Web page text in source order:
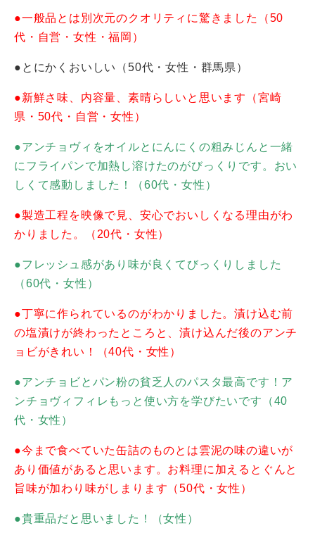
●一般品とは別次元のクオリティに驚きました（50
代・自営・女性・福岡）
●とにかくおいしい（50代・女性・群馬県）
●新鮮さ味、内容量、素晴らしいと思います（宮崎
県・50代・自営・女性）
●アンチョヴィをオイルとにんにくの粗みじんと一緒
にフライパンで加熱し溶けたのがびっくりです。おい
しくて感動しました！（60代・女性）
●製造工程を映像で見、安心でおいしくなる理由がわ
かりました。（20代・女性）
●フレッシュ感があり味が良くてびっくりしました
（60代・女性）
●丁寧に作られているのがわかりました。漬け込む前
の塩漬けが終わったところと、漬け込んだ後のアンチ
ョビがきれい！（40代・女性）
●アンチョビとパン粉の貧乏人のパスタ最高です！ア
ンチョヴィフィレもっと使い方を学びたいです（40
代・女性）
●今まで食べていた缶詰のものとは雲泥の味の違いが
あり価値があると思います。お料理に加えるとぐんと
旨味が加わり味がしまります（50代・女性）
●貴重品だと思いました！（女性）